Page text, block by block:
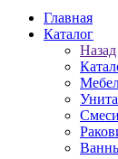
Главная
Каталог
Назад